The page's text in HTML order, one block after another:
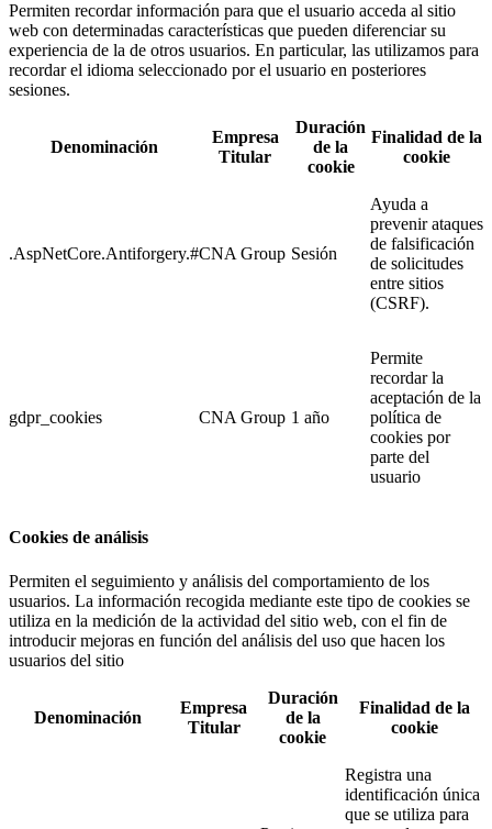
Permiten recordar información para que el usuario acceda al sitio
web con determinadas características que pueden diferenciar su
experiencia de la de otros usuarios. En particular, las utilizamos para
recordar el idioma seleccionado por el usuario en posteriores
sesiones.
Denominación
Empresa
Titular
Duración
de la
cookie
Finalidad de la
cookie
.AspNetCore.Antiforgery.#CNA Group Sesión
Ayuda a
prevenir ataques
de falsificación
de solicitudes
entre sitios
(CSRF).
gdpr_cookies CNA Group 1 año
Permite
recordar la
aceptación de la
política de
cookies por
parte del
usuario
Cookies de análisis
Permiten el seguimiento y análisis del comportamiento de los
usuarios. La información recogida mediante este tipo de cookies se
utiliza en la medición de la actividad del sitio web, con el fin de
introducir mejoras en función del análisis del uso que hacen los
usuarios del sitio
Denominación
Empresa
Titular
Duración
de la
cookie
Finalidad de la
cookie
Registra una
identificación única
que se utiliza para